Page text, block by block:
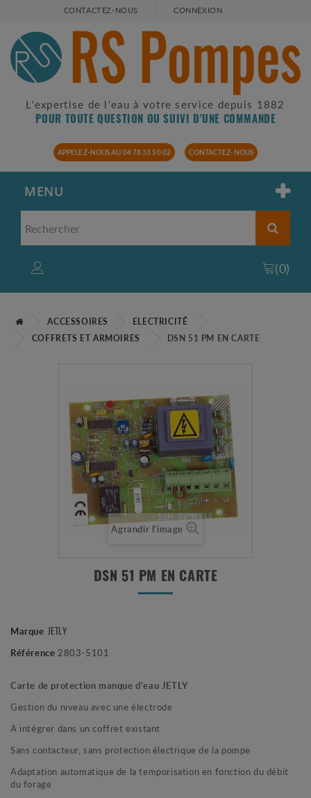
CONTACTEZ-NOUS CONNEXION
L'expertise de l'eau à votre service depuis 1882
POUR TOUTE QUESTION OU SUIVI D'UNE COMMANDE
APPELEZ-NOUS AU 04 78 33 50 02 CONTACTEZ-NOUS
MENU
(0)
ACCESSOIRES
ELECTRICITÉ
COFFRETS ET ARMOIRES
DSN 51 PM EN CARTE
Agrandir l'image
DSN 51 PM EN CARTE
Marque JETLY
Référence 2803-5101
Carte de protection manque d'eau JETLY
Gestion du niveau avec uneélectrode
A intégrer dans un coffret existant
Sans contacteur, sans protection électrique de la pompe
Adaptation automatique de la temporisation en fonction du débit
du forage